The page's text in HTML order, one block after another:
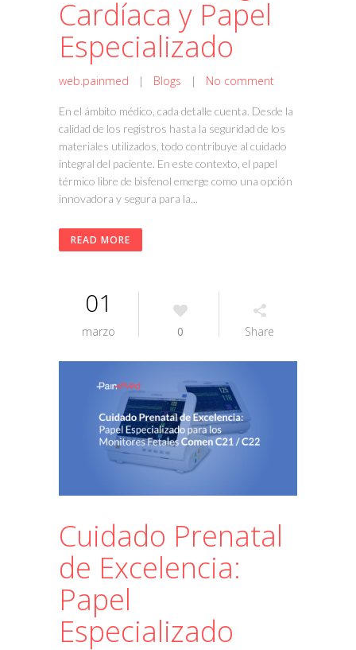
Cardíaca y Papel
Especializado
web.painmed | Blogs | No comment
En el ámbito médico, cada detalle cuenta. Desde la
calidad de los registros hasta la seguridad de los
materiales utilizados, todo contribuye al cuidado
integral del paciente. En este contexto, el papel
térmico libre de bisfenol emerge como una opción
innovadora y segura para la...
READ MORE
01
marzo 0 Share
Cuidado Prenatal
de Excelencia:
Papel
Especializado